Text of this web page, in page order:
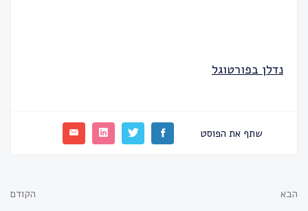
נדלן בפורטוגל
שתף את הפוסט
הקודם
הבא